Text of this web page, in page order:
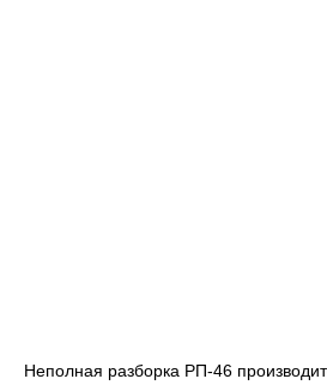
Неполная разборка РП-46